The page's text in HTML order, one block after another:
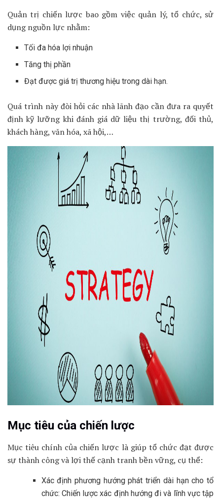
Quản trị chiến lược bao gồm việc quản lý, tổ chức, sử
dụng nguồn lực nhằm:
Tối đa hóa lợi nhuận
Tăng thị phần
Đạt được giá trị thương hiệu trong dài hạn.
Quá trình này đòi hỏi các nhà lãnh đạo cần đưa ra quyết
định kỹ lưỡng khi đánh giá dữ liệu thị trường, đối thủ,
khách hàng, văn hóa, xã hội,…
Mục tiêu của chiến lược
Mục tiêu chính của chiến lược là giúp tổ chức đạt được
sự thành công và lợi thế cạnh tranh bền vững, cụ thể:
Xác định phương hướng phát triển dài hạn cho tổ
chức: Chiến lược xác định hướng đi và lĩnh vực tập